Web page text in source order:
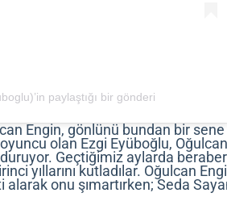
paylaştığı bir gönderi
Engin, gönlünü bundan bir
olan Ezgi Eyüboğlu,
Geçtiğimiz aylarda
yıllarını kutladılar. Oğulcan
onu şımartırken; Seda